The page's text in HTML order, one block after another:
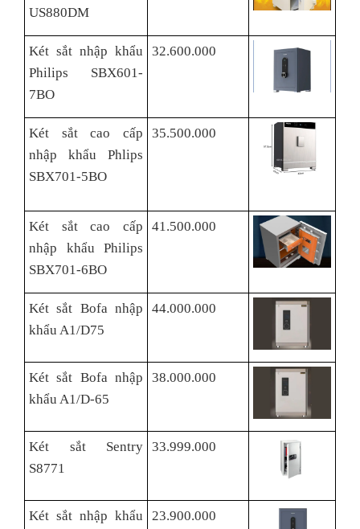
US880DM
Két sắt nhập khẩu
Philips SBX601-
7BO
32.600.000
Két sắt cao cấp
nhập khẩu Phlips
SBX701-5BO
35.500.000
Két sắt cao cấp
nhập khẩu Philips
SBX701-6BO
41.500.000
Két sắt Bofa nhập
khẩu A1/D75
44.000.000
Két sắt Bofa nhập
khẩu A1/D-65
38.000.000
Két sắt Sentry
S8771
33.999.000
Két sắt nhập khẩu
23.900.000